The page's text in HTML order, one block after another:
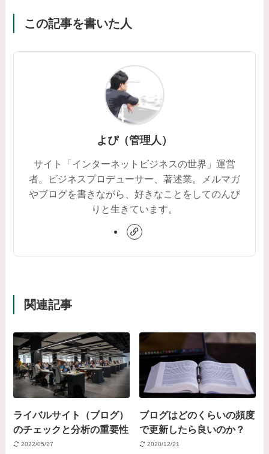
この記事を書いた人
よぴ（管理人）
サイト「インターネットビジネスの世界」運営
者。ビジネスプロデューサー、著述業。メルマガ
やブログを書きながら、好きなことをしてのんび
りと生きています。
関連記事
ライバルサイト（ブログ）
のチェックと分析の重要性
2022/05/27
ブログはどのくらいの頻度
で更新したら良いのか？
2020/12/21